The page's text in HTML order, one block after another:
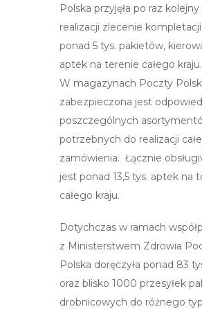
Polska przyjęła po raz kolejny
realizacji zlecenie kompletacji
ponad 5 tys. pakietów,
aptek na terenie całego kraju.
W magazynach Poczty
zabezpieczona jest
poszczególnych
potrzebnych do realizacji
zamówienia. Łącznie
jest ponad 13,5 tys. aptek na
całego kraju.
Dotychczas w ramach
z Ministerstwem Zdrowia
Polska doręczyła ponad 83
oraz blisko 1000 przesyłek
drobnicowych do różnego